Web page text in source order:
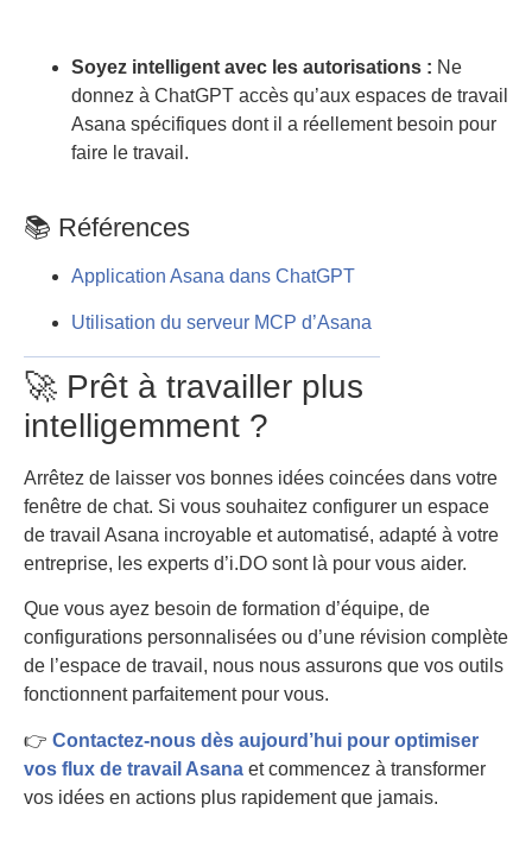
Soyez intelligent avec les autorisations : Ne
donnez à ChatGPT accès qu’aux espaces de travail
Asana spécifiques dont il a réellement besoin pour
faire le travail.
📚 Références
Application Asana dans ChatGPT
Utilisation du serveur MCP d’Asana
🚀 Prêt à travailler plus
intelligemment ?
Arrêtez de laisser vos bonnes idées coincées dans votre
fenêtre de chat. Si vous souhaitez configurer un espace
de travail Asana incroyable et automatisé, adapté à votre
entreprise, les experts d’i.DO sont là pour vous aider.
Que vous ayez besoin de formation d’équipe, de
configurations personnalisées ou d’une révision complète
de l’espace de travail, nous nous assurons que vos outils
fonctionnent parfaitement pour vous.
👉 Contactez-nous dès aujourd’hui pour optimiser
vos flux de travail Asana et commencez à transformer
vos idées en actions plus rapidement que jamais.